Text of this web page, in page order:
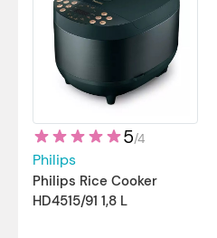
5/4
Philips
Philips Rice Cooker
HD4515/91 1,8 L